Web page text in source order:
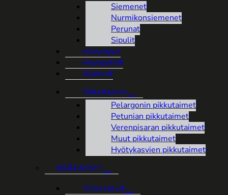
Siemenet
Nurmikonsiemenet
Perunat
Sipulit
Havuniput
Havupallot
Kranssit
Pikkutaimet
Pelargonin pikkutaimet
Petunian pikkutaimet
Verenpisaran pikkutaimet
Muut pikkutaimet
Hyötykasvien pikkutaimet
SISÄKASVIT
Viherkasvit